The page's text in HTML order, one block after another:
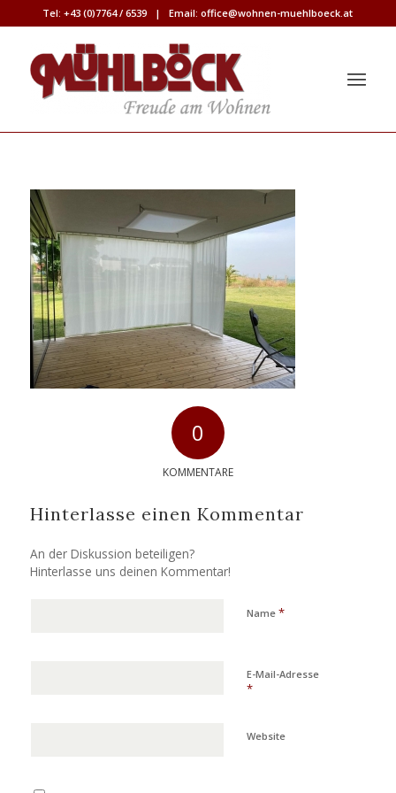
Tel:+43 (0)7764 / 6539 | Email:office@wohnen-muehlboeck.at
0
KOMMENTARE
Hinterlasse einen Kommentar
An der Diskussion beteiligen?
Hinterlasse uns deinen Kommentar!
Name *
E-Mail-Adresse
*
Website